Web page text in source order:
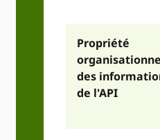
Propriété
des
de l'API